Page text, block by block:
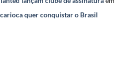
quer conquistar o Brasil